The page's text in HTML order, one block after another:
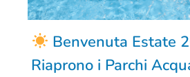
Benvenuta Estate
Riaprono i Parchi